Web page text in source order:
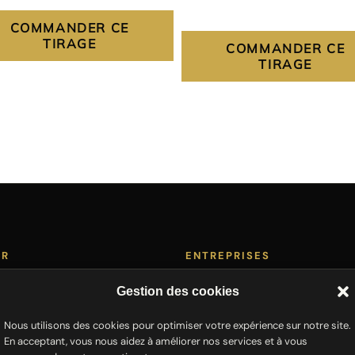
Gestion des cookies
Nous utilisons des cookies pour optimiser votre expérience sur notre site.
En acceptant, vous nous aidez à améliorer nos services et à vous
COMMANDER CE
TIRAGE
produit
COMMANDER CE
TIRAGE
Art
ENTREPRISES
Cartes de vœux
Team building photo